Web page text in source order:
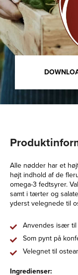
Alle nødder har et
højt indhold af de
omega-3 fedtsyrer.
samt i tærter og
yderst velegnede til
Anvendes især
Som pynt på
Velegnet til
Ingredienser: